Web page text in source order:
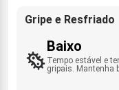
Gripe e Resfriado
Baixo
Tempo estável e
gripais. Mantenha